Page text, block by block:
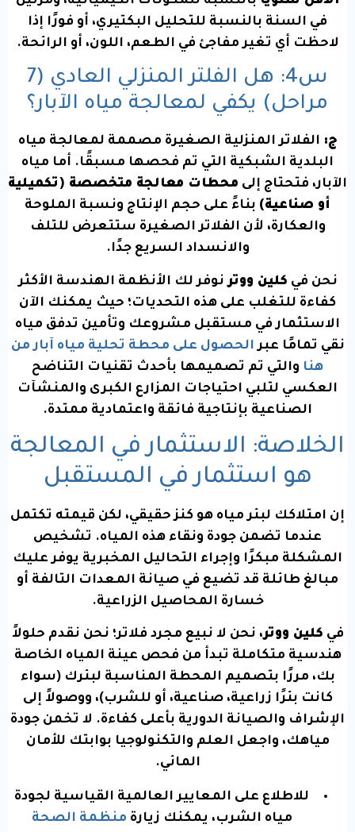
في السنة بالنسبة للتحليل البكتيري، أو فورًا إذا
لاحظت أي تغير مفاجئ في الطعم، اللون، أو الرائحة.
س4: هل الفلتر المنزلي العادي (7
مراحل) يكفي لمعالجة مياه الآبار؟
ج: الفلاتر المنزلية الصغيرة مصممة لمعالجة مياه
البلدية الشبكية التي تم فحصها مسبقًا. أما مياه
الآبار، فتحتاج إلى محطات معالجة متخصصة (تكميلية
أو صناعية) بناءً على حجم الإنتاج ونسبة الملوحة
والعكارة، لأن الفلاتر الصغيرة ستتعرض للتلف
والانسداد السريع جدًا.
نحن في كلين ووترنوفر لك الأنظمة الهندسة الأكثر
كفاءة للتغلب على هذه التحديات؛ حيث يمكنك الآن
الاستثمار في مستقبل مشروعك وتأمين تدفق مياه
نقي تمامًا عبر الحصول على محطة تحلية مياه آبار من
هنا والتي تم تصميمها بأحدث تقنيات التناضح
العكسي لتلبي احتياجات المزارع الكبرى والمنشآت
الصناعية بإنتاجية فائقة واعتمادية ممتدة.
الخلاصة: الاستثمار في المعالجة
هو استثمار في المستقبل
إن امتلاكك لبئر مياه هو كنز حقيقي، لكن قيمته تكتمل
عندما تضمن جودة ونقاء هذه المياه. تشخيص
المشكلة مبكرًا وإجراء التحاليل المخبرية يوفر عليك
مبالغ طائلة قد تضيع في صيانة المعدات التالفة أو
خسارة المحاصيل الزراعية.
في كلين ووتر، نحن لا نبيع مجرد فلاتر؛ نحن نقدم حلولاً
هندسية متكاملة تبدأ من فحص عينة المياه الخاصة
بك، مررًا بتصميم المحطة المناسبة لبئرك (سواء
كانت بئرًا زراعية، صناعية، أو للشرب)، ووصولاً إلى
الإشراف والصيانة الدورية بأعلى كفاءة. لا تخمن جودة
مياهك، واجعل العلم والتكنولوجيا بوابتك للأمان
المائي.
للاطلاع على المعايير العالمية القياسية لجودة
مياه الشرب، يمكنك زيارة منظمة الصحة